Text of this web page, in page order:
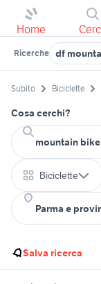
Home
Ricerche df
Subito Biciclette
Cosa cerchi?
Biciclette
Salva ricerca